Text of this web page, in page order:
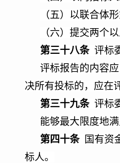
（五）以联合体
（六）提交两个
第三十八条 评标
评标报告的内容
决所有投标的，应在
第三十九条 评标
能够最大限度地
第四十条
国有资
标人。